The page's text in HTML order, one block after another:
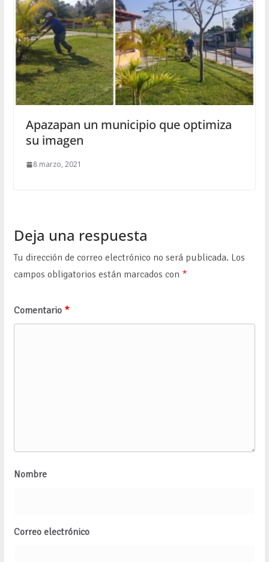
Apazapan un municipio que optimiza
su imagen
8 marzo, 2021
Deja una respuesta
Tu dirección de correo electrónico no será publicada. Los
campos obligatorios están marcados con *
Comentario *
Nombre
Correo electrónico